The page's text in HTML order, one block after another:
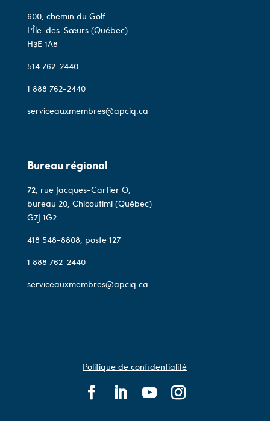
600, chemin du Golf
L’Île-des-Sœurs (Québec)
H3E 1A8
514 762-2440
1 888 762-2440
serviceauxmembres@apciq.ca
Bureau régional
72, rue Jacques-Cartier O,
bureau 20, Chicoutimi (Québec)
G7J 1G2
418 548-8808, poste 127
1 888 762-2440
serviceauxmembres@apciq.ca
Politique de confidentialité